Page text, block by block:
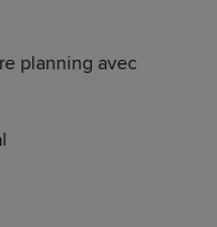
planning avec